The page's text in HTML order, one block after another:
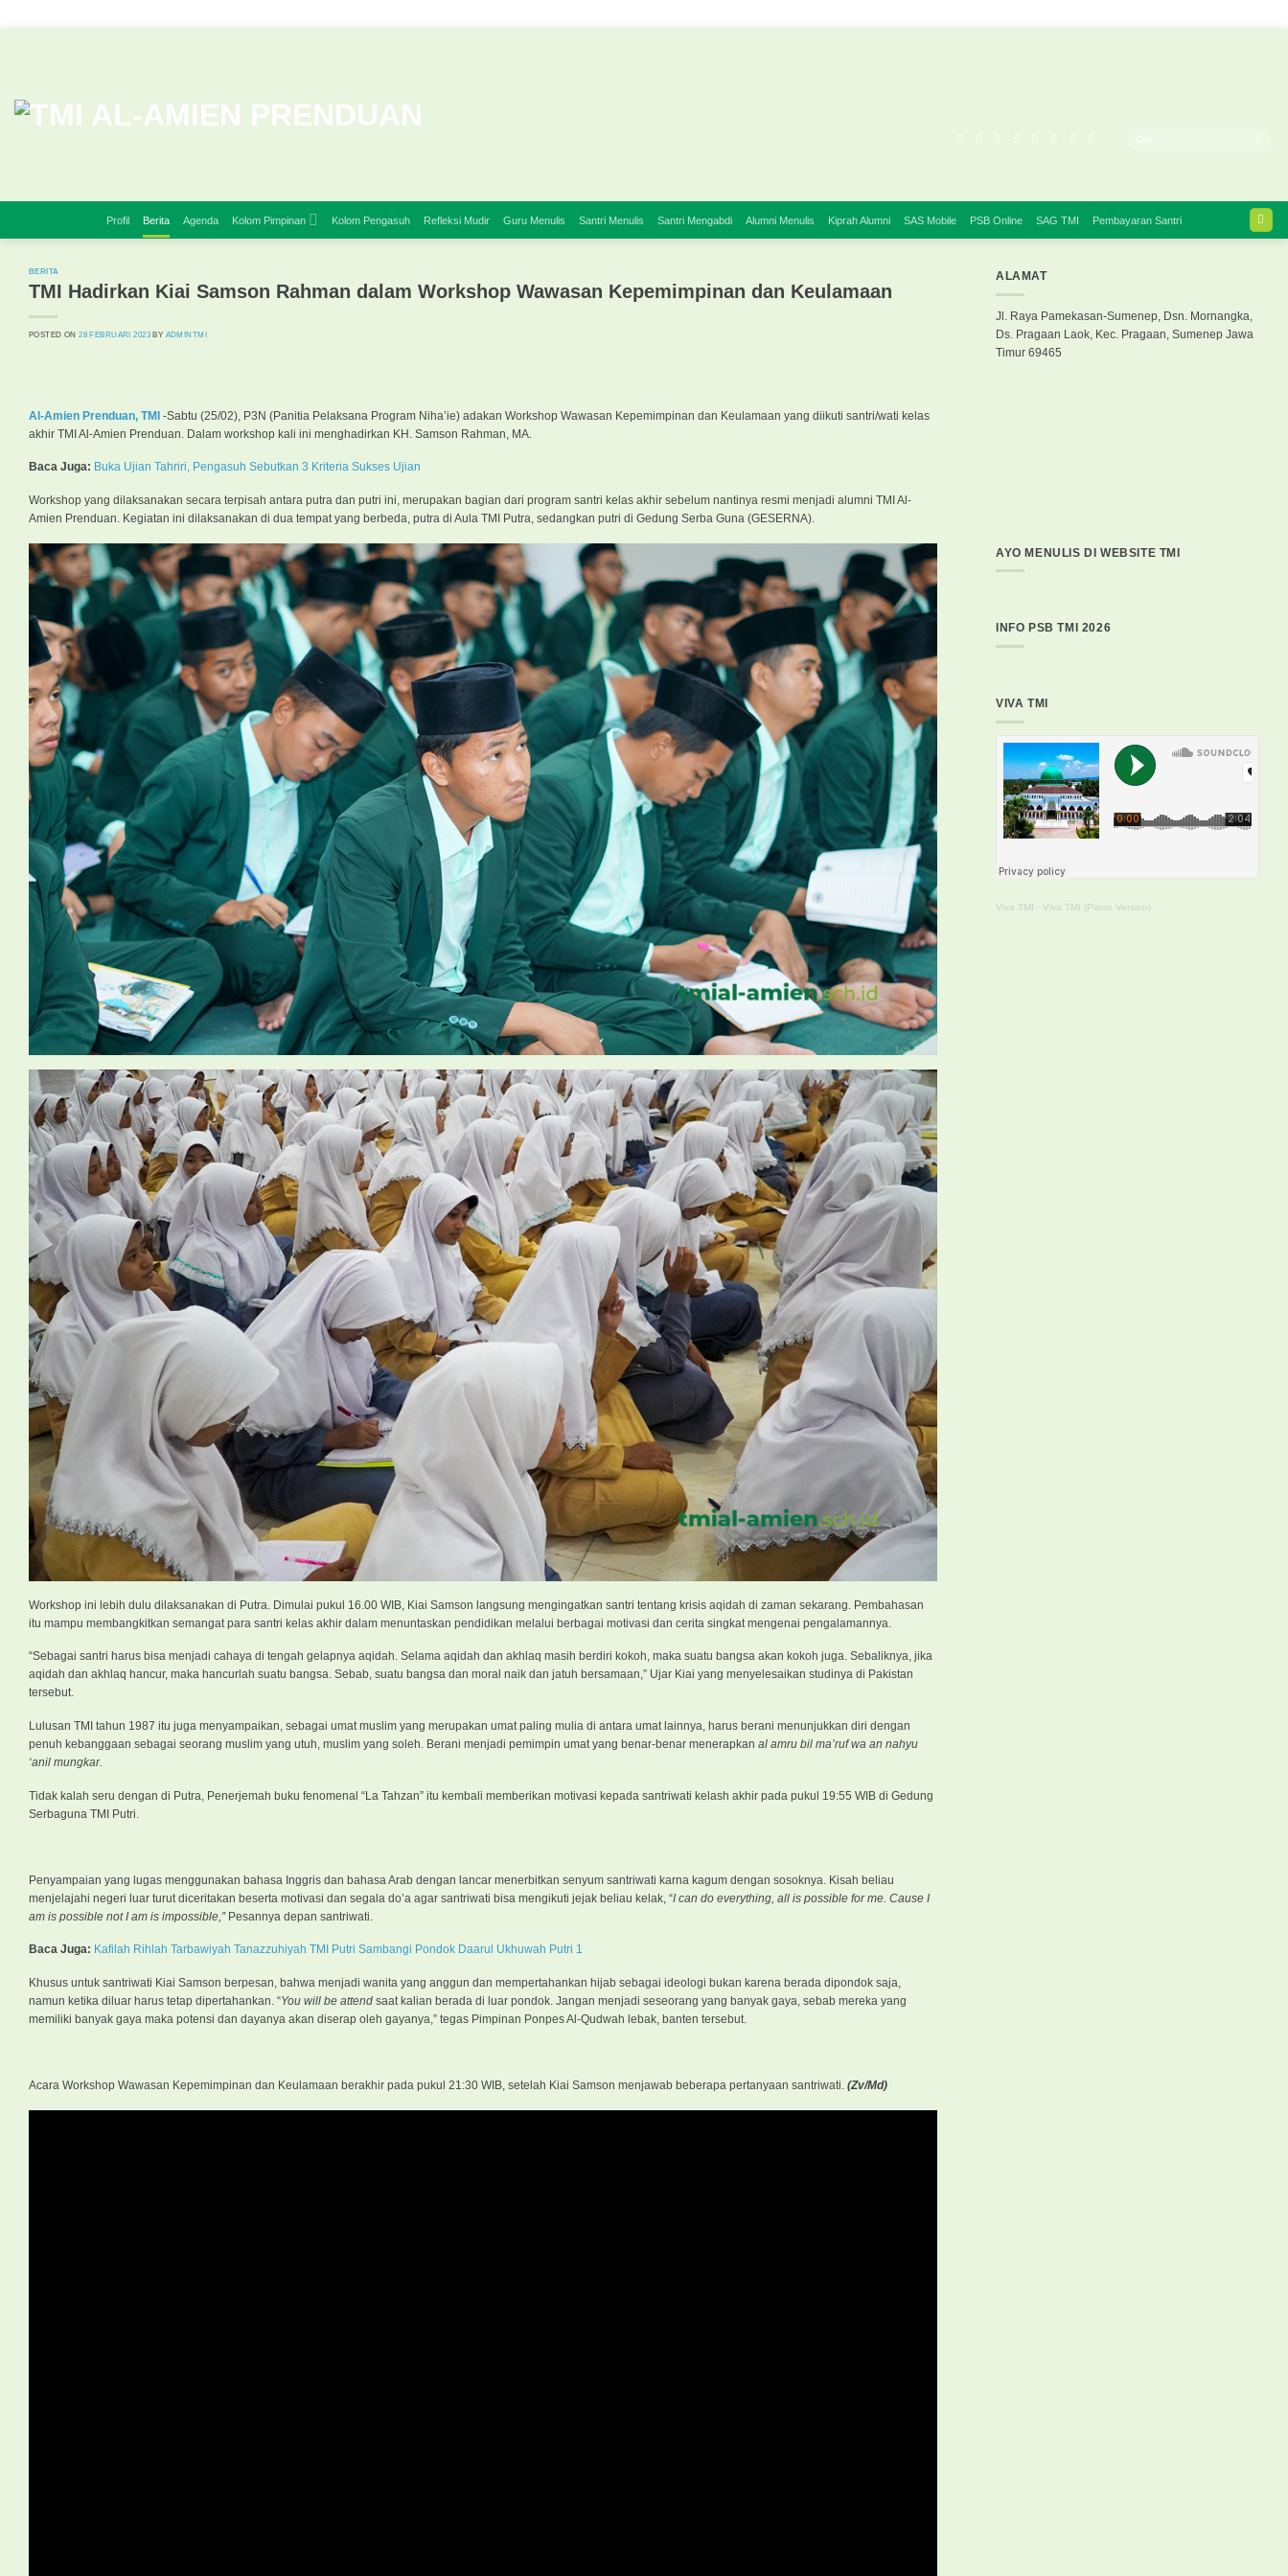
Profil Berita Agenda Kolom Pimpinan Kolom Pengasuh Refleksi Mudir Guru Menulis Santri Menulis Santri Mengabdi Alumni Menulis Kiprah Alumni SAS Mobile PSB Online SAG TMI Pembayaran Santri
BERITA
TMI Hadirkan Kiai Samson Rahman dalam Workshop Wawasan Kepemimpinan dan Keulamaan
POSTED ON28 FEBRUARI 2023 BY ADMINTMI
Al-Amien Prenduan, TMI -Sabtu (25/02), P3N (Panitia Pelaksana Program Niha’ie) adakan Workshop Wawasan Kepemimpinan dan Keulamaan yang diikuti santri/wati kelas
akhir TMI Al-Amien Prenduan. Dalam workshop kali ini menghadirkan KH. Samson Rahman, MA.
Baca Juga: Buka Ujian Tahriri, Pengasuh Sebutkan 3 Kriteria Sukses Ujian
Workshop yang dilaksanakan secara terpisah antara putra dan putri ini, merupakan bagian dari program santri kelas akhir sebelum nantinya resmi menjadi alumni TMI Al-
Amien Prenduan. Kegiatan ini dilaksanakan di dua tempat yang berbeda, putra di Aula TMI Putra, sedangkan putri di Gedung Serba Guna (GESERNA).
Workshop ini lebih dulu dilaksanakan di Putra. Dimulai pukul 16.00 WIB, Kiai Samson langsung mengingatkan santri tentang krisis aqidah di zaman sekarang. Pembahasan
itu mampu membangkitkan semangat para santri kelas akhir dalam menuntaskan pendidikan melalui berbagai motivasi dan cerita singkat mengenai pengalamannya.
“Sebagai santri harus bisa menjadi cahaya di tengah gelapnya aqidah. Selama aqidah dan akhlaq masih berdiri kokoh, maka suatu bangsa akan kokoh juga. Sebaliknya, jika
aqidah dan akhlaq hancur, maka hancurlah suatu bangsa. Sebab, suatu bangsa dan moral naik dan jatuh bersamaan,” Ujar Kiai yang menyelesaikan studinya di Pakistan
tersebut.
Lulusan TMI tahun 1987 itu juga menyampaikan, sebagai umat muslim yang merupakan umat paling mulia di antara umat lainnya, harus berani menunjukkan diri dengan
penuh kebanggaan sebagai seorang muslim yang utuh, muslim yang soleh. Berani menjadi pemimpin umat yang benar-benar menerapkan al amru bil ma’ruf wa an nahyu
‘anil mungkar.
Tidak kalah seru dengan di Putra, Penerjemah buku fenomenal “La Tahzan” itu kembali memberikan motivasi kepada santriwati kelash akhir pada pukul 19:55 WIB di Gedung
Serbaguna TMI Putri.
Penyampaian yang lugas menggunakan bahasa Inggris dan bahasa Arab dengan lancar menerbitkan senyum santriwati karna kagum dengan sosoknya. Kisah beliau
menjelajahi negeri luar turut diceritakan beserta motivasi dan segala do’a agar santriwati bisa mengikuti jejak beliau kelak, “I can do everything, all is possible for me. Cause I
am is possible not I am is impossible,” Pesannya depan santriwati.
Baca Juga: Kafilah Rihlah Tarbawiyah Tanazzuhiyah TMI Putri Sambangi Pondok Daarul Ukhuwah Putri 1
Khusus untuk santriwati Kiai Samson berpesan, bahwa menjadi wanita yang anggun dan mempertahankan hijab sebagai ideologi bukan karena berada dipondok saja,
namun ketika diluar harus tetap dipertahankan. “You will be attend saat kalian berada di luar pondok. Jangan menjadi seseorang yang banyak gaya, sebab mereka yang
memiliki banyak gaya maka potensi dan dayanya akan diserap oleh gayanya,” tegas Pimpinan Ponpes Al-Qudwah lebak, banten tersebut.
Acara Workshop Wawasan Kepemimpinan dan Keulamaan berakhir pada pukul 21:30 WIB, setelah Kiai Samson menjawab beberapa pertanyaan santriwati. (Zv/Md)
ALAMAT
Jl. Raya Pamekasan-Sumenep, Dsn. Mornangka,
Ds. Pragaan Laok, Kec. Pragaan, Sumenep Jawa
Timur 69465
AYO MENULIS DI WEBSITE TMI
INFO PSB TMI 2026
VIVA TMI
Viva TMI · Viva TMI (Piano Version)